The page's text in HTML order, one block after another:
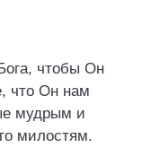
чтобы Он
что Он нам
мудрым и
милостям.